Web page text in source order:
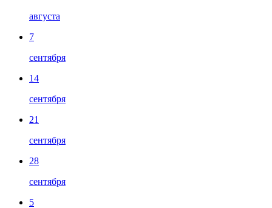
августа
7
сентября
14
сентября
21
сентября
28
сентября
5